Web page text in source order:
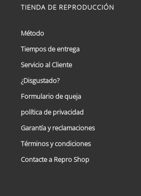
múltiples
TIENDA DE REPRODUCCIÓN
Método
Tiempos de entrega
Servicio al Cliente
¿Disgustado?
Formulario de queja
política de privacidad
Garantía y reclamaciones
Términos y condiciones
Contacte a Repro Shop